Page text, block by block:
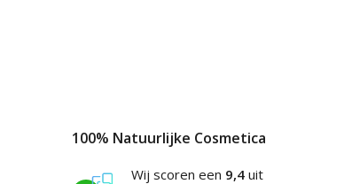
100% Natuurlijke Cosmetica
Wij scoren een 9,4 uit